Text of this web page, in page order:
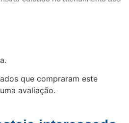
que compraram este
avaliação.